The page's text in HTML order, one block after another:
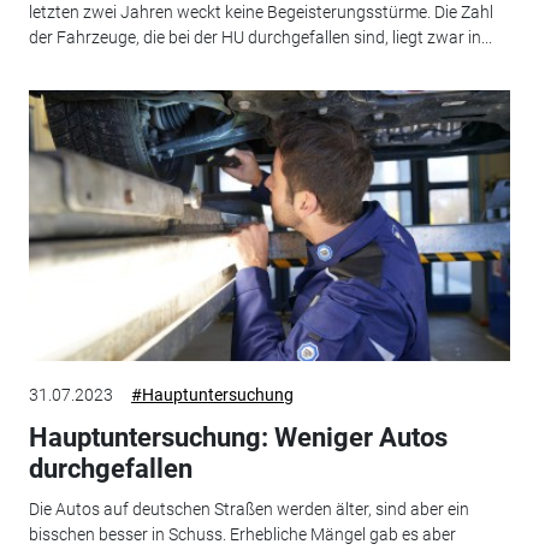
letzten zwei Jahren weckt keine Begeisterungsstürme. Die Zahl
der Fahrzeuge, die bei der HU durchgefallen sind, liegt zwar in...
31.07.2023 #Hauptuntersuchung
Hauptuntersuchung: Weniger Autos
durchgefallen
Die Autos auf deutschen Straßen werden älter, sind aber ein
bisschen besser in Schuss. Erhebliche Mängel gab es aber